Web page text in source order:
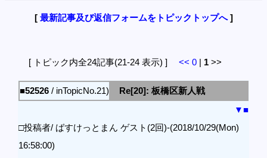
[ 最新記事及び返信フォームをトピックトップへ]
[ トピック内全24記事(21-24 表示) ] << 0 | 1 >>
■52526 / inTopicNo.21)
Re[20]: 板橋区新人戦
▼■
□投稿者/ ばすけっとまん ゲスト(2回)-(2018/10/29(Mon)
16:58:00)